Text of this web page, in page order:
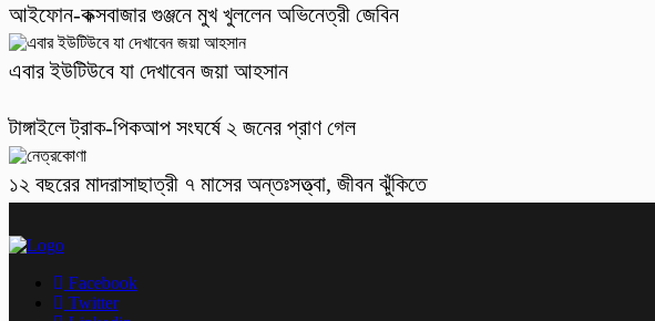
আইফোন-কক্সবাজার গুঞ্জনে মুখ খুললেন অভিনেত্রী জেবিন
এবার ইউটিউবে যা দেখাবেন জয়া আহসান
টাঙ্গাইলে ট্রাক-পিকআপ সংঘর্ষে ২ জনের প্রাণ গেল
১২ বছরের মাদরাসাছাত্রী ৭ মাসের অন্তঃসত্ত্বা, জীবন ঝুঁকিতে
Facebook
Twitter